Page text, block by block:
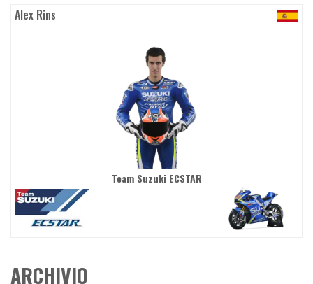
Alex Rins
Team Suzuki ECSTAR
ARCHIVIO